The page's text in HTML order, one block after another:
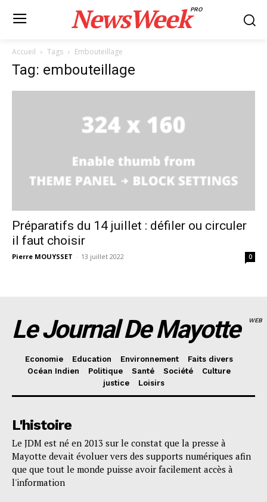
NewsWeekPRO
Accueil Tags Embouteillage
Tag: embouteillage
Préparatifs du 14 juillet : défiler ou circuler
il faut choisir
Pierre MOUYSSET - 13 juillet 2022 0
Le Journal De Mayotte WEB
Economie Education Environnement
Faits divers
Océan Indien
Politique Santé Société
Culture
justice
Loisirs
L'histoire
Le JDM est né en 2013 sur le constat que la presse à
Mayotte devait évoluer vers des supports numériques afin
que que tout le monde puisse avoir facilement accès à
l'information